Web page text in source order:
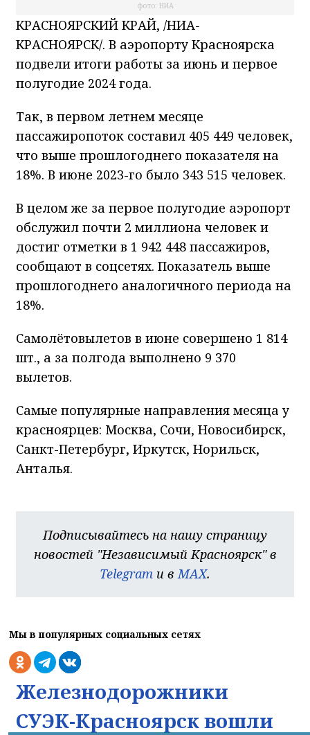
фото: НИА
КРАСНОЯРСКИЙ КРАЙ, /НИА-
КРАСНОЯРСК/. В аэропорту Красноярска
подвели итоги работы за июнь и первое
полугодие 2024 года.
Так, в первом летнем месяце
пассажиропоток составил 405 449 человек,
что выше прошлогоднего показателя на
18%. В июне 2023-го было 343 515 человек.
В целом же за первое полугодие аэропорт
обслужил почти 2 миллиона человек и
достиг отметки в 1 942 448 пассажиров,
сообщают в соцсетях. Показатель выше
прошлогоднего аналогичного периода на
18%.
Самолётовылетов в июне совершено 1 814
шт., а за полгода выполнено 9 370
вылетов.
Самые популярные направления месяца у
красноярцев: Москва, Сочи, Новосибирск,
Санкт-Петербург, Иркутск, Норильск,
Анталья.
Подписывайтесь на нашу страницу
новостей "Независимый Красноярск" в
Telegram и вMAX.
Мы в популярных социальных сетях
Железнодорожники
СУЭК-Красноярск вошли